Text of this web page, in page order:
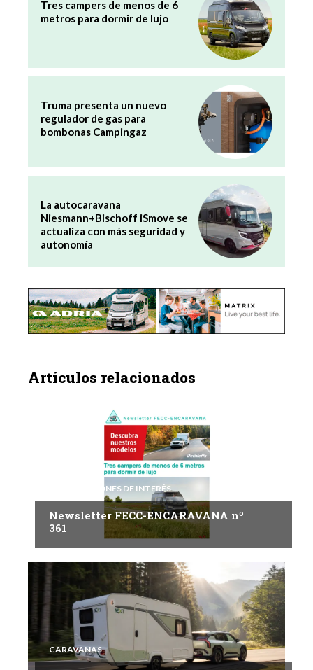
Tres campers de menos de 6
metros para dormir de lujo
Truma presenta un nuevo
regulador de gas para
bombonas Campingaz
La autocaravana
Niesmann+Bischoff iSmove se
actualiza con más seguridad y
autonomía
Artículos relacionados
INFORMACIONES DE INTERÉS
Newsletter FECC-ENCARAVANA nº
361
CARAVANAS